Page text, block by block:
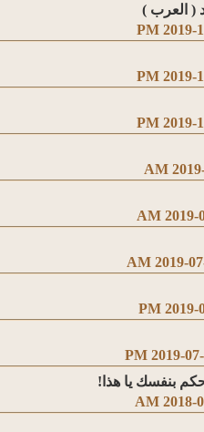
( العرب )
بنفسك يا هذا!